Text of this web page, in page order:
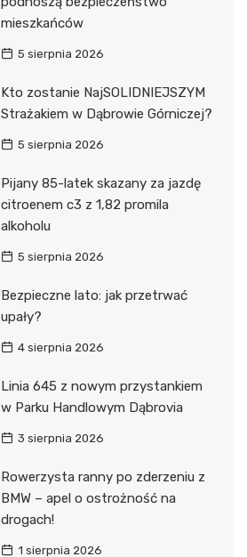
mieszkańców
5 sierpnia 2026
Kto zostanie NajSOLIDNIEJSZYM
Strażakiem w Dąbrowie Górniczej?
5 sierpnia 2026
Pijany 85-latek skazany za jazdę
citroenem c3 z 1,82 promila
alkoholu
5 sierpnia 2026
Bezpieczne lato: jak przetrwać
upały?
4 sierpnia 2026
Linia 645 z nowym przystankiem
w Parku Handlowym Dąbrovia
3 sierpnia 2026
Rowerzysta ranny po zderzeniu z
BMW – apel o ostrożność na
drogach!
1 sierpnia 2026